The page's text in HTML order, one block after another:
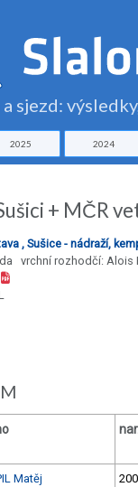
sjezd:
2025 2024
+ MČR
, Sušice - nádraží,
vrchní rozhodčí: Alois
Matěj